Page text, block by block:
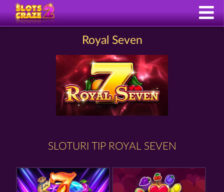
Royal Seven
SLOTURI TIP ROYAL SEVEN